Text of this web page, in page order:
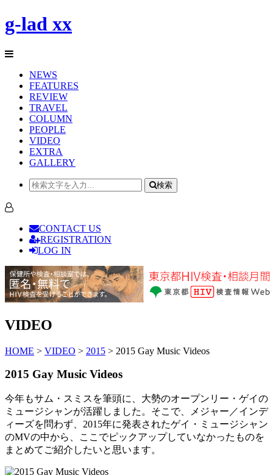
g-lad xx
NEWS
FEATURES
REVIEW
TRAVEL
COLUMN
PEOPLE
VIDEO
EXTRA
GALLERY
検索
CONTACT US
REGISTRATION
LOG IN
VIDEO
HOME > VIDEO > 2015 > 2015 Gay Music Videos
2015 Gay Music Videos
今年もサム・スミスを筆頭に、大勢のオープンリー・ゲイの
ミュージシャンが活躍しました。そこで、メジャー／インデ
ィーズを問わず、2015年に発表されたゲイ・ミュージシャン
のMVの中から、ここでピックアップしていなかったものを
まとめてご紹介したいと思います。